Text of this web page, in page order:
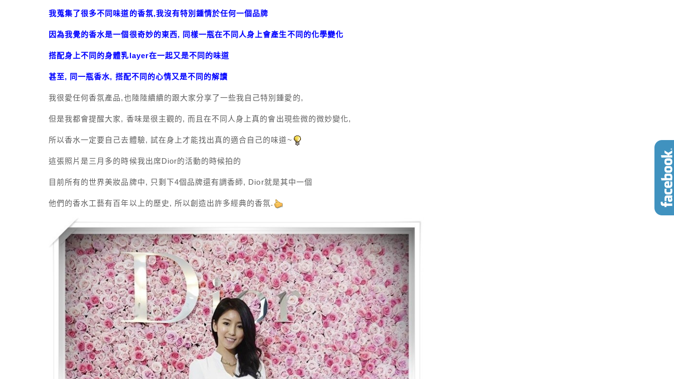
我蒐集了很多不同味道的香氛,我沒有特別鍾情於任何一個品牌
因為我覺的香水是一個很奇妙的東西, 同樣一瓶在不同人身上會產生不同的化學變化
搭配身上不同的身體乳layer在一起又是不同的味道
甚至, 同一瓶香水, 搭配不同的心情又是不同的解讀
我很愛任何香氛產品,也陸陸續續的跟大家分享了一些我自己特別鍾愛的,
但是我都會提醒大家, 香味是很主觀的, 而且在不同人身上真的會出現些微的微妙變化,
所以香水一定要自己去體驗, 試在身上才能找出真的適合自己的味道~
這張照片是三月多的時候我出席Dior的活動的時候拍的
目前所有的世界美妝品牌中, 只剩下4個品牌還有調香師, Dior就是其中一個
他們的香水工藝有百年以上的歷史, 所以創造出許多經典的香氛.